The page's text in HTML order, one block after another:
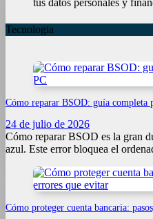
tus datos personales y
Tecnologia
Cómo reparar BSOD: guía completa
24 de julio de 2026
Cómo reparar BSOD es la gran
azul. Este error bloquea el
Cómo proteger cuenta bancaria: